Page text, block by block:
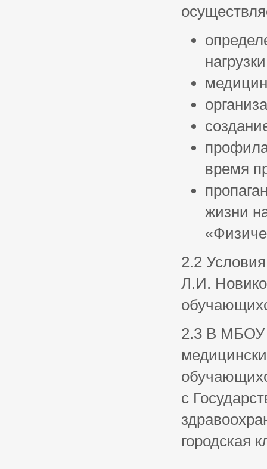
время
жизни
2.2
Л.И.
2.3 В МБОУ
с
городская